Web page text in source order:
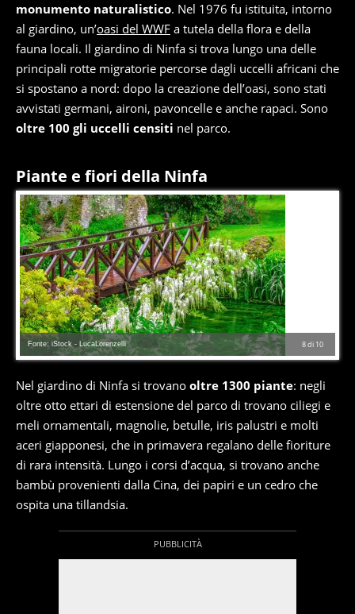
monumento naturalistico. Nel 1976 fu istituita, intorno
al giardino, un’oasi del WWF a tutela della flora e della
fauna locali. Il giardino di Ninfa si trova lungo una delle
principali rotte migratorie percorse dagli uccelli africani che
si spostano a nord: dopo la creazione dell’oasi, sono stati
avvistati germani, aironi, pavoncelle e anche rapaci. Sono
oltre 100 gli uccelli censiti nel parco.
Piante e fiori della Ninfa
8di 10
Fonte: iStock - LucaLorenzelli
Nel giardino di Ninfa si trovano oltre 1300 piante: negli
oltre otto ettari di estensione del parco di trovano ciliegi e
meli ornamentali, magnolie, betulle, iris palustri e molti
aceri giapponesi, che in primavera regalano delle fioriture
di rara intensità. Lungo i corsi d’acqua, si trovano anche
bambù provenienti dalla Cina, dei papiri e un cedro che
ospita una tillandsia.